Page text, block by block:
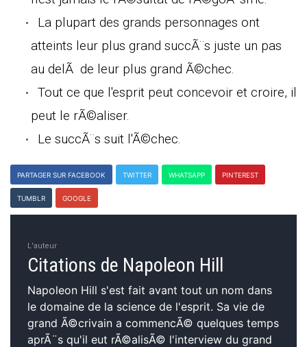
La plupart des grands personnages ont
atteints leur plus grand succÃ¨s juste un pas
au delÃ de leur plus grand Ã©chec.
Tout ce que l'esprit peut concevoir et croire, il
peut le rÃ©aliser.
Le succÃ¨s suit l'Ã©chec.
PARTAGER SUR FACEBOOK TWITTER WHATSAPP PINTEREST
TUMBLR GOOGLE
L'auteur
Citations de Napoleon Hill
Napoleon Hill s'est fait avant tout un nom dans
le domaine de la science de l'esprit. Sa vie de
grand Ã©crivain a commencÃ© quelques temps
aprÃ¨s qu'il eut rÃ©alisÃ© l'interview du grand